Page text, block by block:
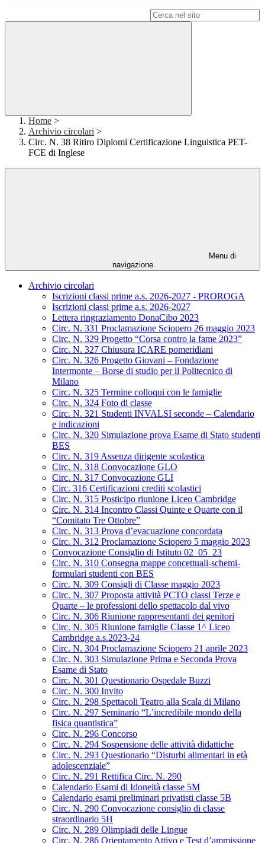
Home >
Archivio circolari >
Circ. N. 38 Ritiro Diplomi Certificazione Linguistica PET-
FCE di Inglese
Menu di
navigazione
Archivio circolari
Iscrizioni classi prime a.s. 2026-2027 - PROROGA
Iscrizioni classi prime a.s. 2026-2027
Lettera ringraziamento DonaCibo 2023
Circ. N. 331 Proclamazione Sciopero 26 maggio 2023
Circ. N. 329 Progetto “Corsa contro la fame 2023”
Circ. N. 327 Chiusura ICARE pomeridiani
Circ. N. 326 Progetto Giovani – Fondazione
Intermonte – Borse di studio per il Politecnico di
Milano
Circ. N. 325 Termine colloqui con le famiglie
Circ. N. 324 Foto di classe
Circ. N. 321 Studenti INVALSI seconde – Calendario
e indicazioni
Circ. N. 320 Simulazione prova Esame di Stato studenti
BES
Circ. N. 319 Assenza dirigente scolastica
Circ. N. 318 Convocazione GLO
Circ. N. 317 Convocazione GLI
Circ. 316 Certificazioni crediti scolastici
Circ. N. 315 Posticipo riunione Liceo Cambridge
Circ. N. 314 Incontro Classi Quinte e Quarte con il
“Comitato Tre Ottobre”
Circ. N. 313 Prova d’evacuazione concordata
Circ. N. 312 Proclamazione Sciopero 5 maggio 2023
Convocazione Consiglio di Istituto 02_05_23
Circ. N. 310 Consegna mappe concettuali-schemi-
formulari studenti con BES
Circ. N. 309 Consigli di Classe maggio 2023
Circ. N. 307 Proposta attività PCTO classi Terze e
Quarte – le professioni dello spettacolo dal vivo
Circ. N. 306 Riunione rappresentanti dei genitori
Circ. N. 305 Riunione famiglie Classe 1^ Liceo
Cambridge a.s.2023-24
Circ. N. 304 Proclamazione Sciopero 21 aprile 2023
Circ. N. 303 Simulazione Prima e Seconda Prova
Esame di Stato
Circ. N. 301 Questionario Ospedale Buzzi
Circ. N. 300 Invito
Circ. N. 298 Spettacoli Teatro alla Scala di Milano
Circ. N. 297 Seminario “L’incredibile mondo della
fisica quantistica”
Circ. N. 296 Concorso
Circ. N. 294 Sospensione delle attività didattiche
Circ. N. 293 Questionario “Disturbi alimentari in età
adolescenziale”
Circ. N. 291 Rettifica Circ. N. 290
Calendario Esami di Idoneità classe 5M
Calendario esami preliminari privatisti classe 5B
Circ. N. 290 Convocazione consiglio di classe
straordinario 5H
Circ. N. 289 Olimpiadi delle Lingue
Circ. N. 286 Orientamento Attivo e Test d’ammissione